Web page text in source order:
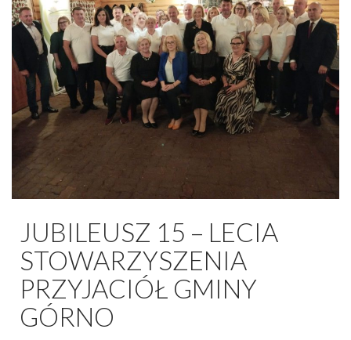
JUBILEUSZ 15 – LECIA
STOWARZYSZENIA
PRZYJACIÓŁ GMINY
GÓRNO